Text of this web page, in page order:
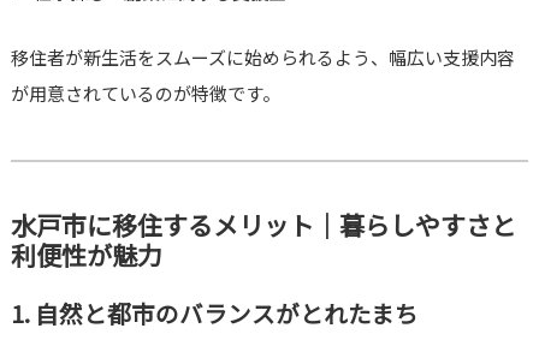
移住者が新生活をスムーズに始められるよう、幅広い支援内容
が用意されているのが特徴です。
水戸市に移住するメリット｜暮らしやすさと
利便性が魅力
1. 自然と都市のバランスがとれたまち